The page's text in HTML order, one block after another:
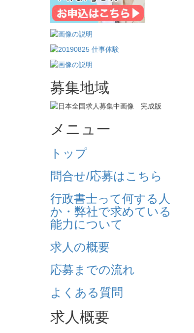
募集地域
メニュー
トップ
問合せ/応募はこちら
行政書士って何する人
か・弊社で求めている
能力について
求人の概要
応募までの流れ
よくある質問
求人概要